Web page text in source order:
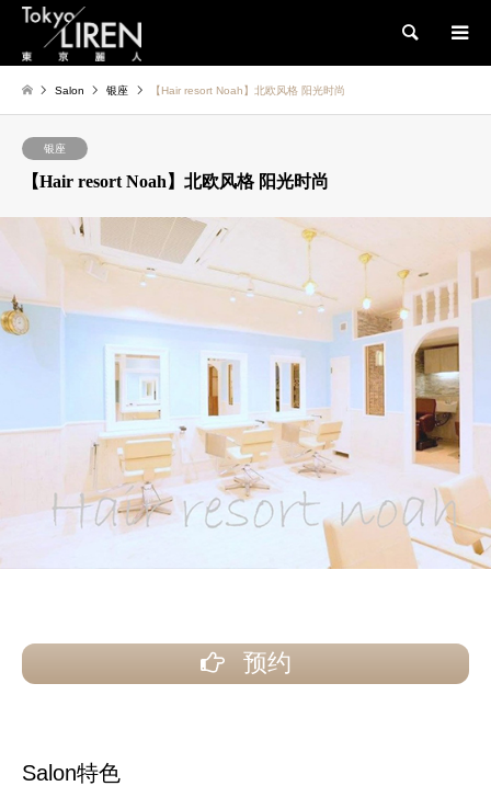
検索
Salon 银座 【Hair resort Noah】北欧风格 阳光时尚
银座
【Hair resort Noah】北欧风格 阳光时尚
预约
Salon特色